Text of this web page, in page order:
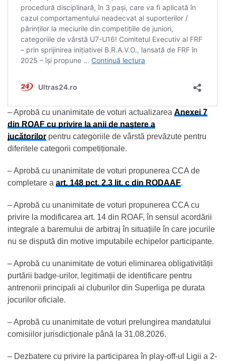
– Aprobă cu unanimitate de voturi actualizarea Anexei 7
din ROAF cu privire la anii de naștere a
jucătorilor pentru categoriile de vârstă prevăzute pentru
diferitele categorii competiționale.
– Aprobă cu unanimitate de voturi propunerea CCA de
completare a art. 148 pct. 2.3 lit. c din RODAAF.
– Aprobă cu unanimitate de voturi propunerea CCA cu
privire la modificarea art. 14 din ROAF, în sensul acordării
integrale a baremului de arbitraj în situațiile în care jocurile
nu se dispută din motive imputabile echipelor participante.
– Aprobă cu unanimitate de voturi eliminarea obligativității
purtării badge-urilor, legitimații de identificare pentru
antrenorii principali ai cluburilor din Superliga pe durata
jocurilor oficiale.
– Aprobă cu unanimitate de voturi prelungirea mandatului
comisiilor jurisdicționale până la 31.08.2026.
– Dezbatere cu privire la participarea în play-off-ul Ligii a 2-